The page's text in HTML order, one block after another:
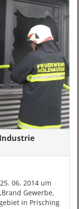
06. 2014 um
Gewerbe,
in Prisching